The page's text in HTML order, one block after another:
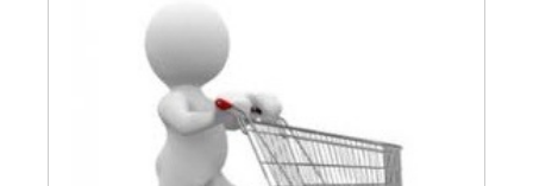
RDC16, PBQP-H,
SASSMAQ ,
Cópia Controlada,